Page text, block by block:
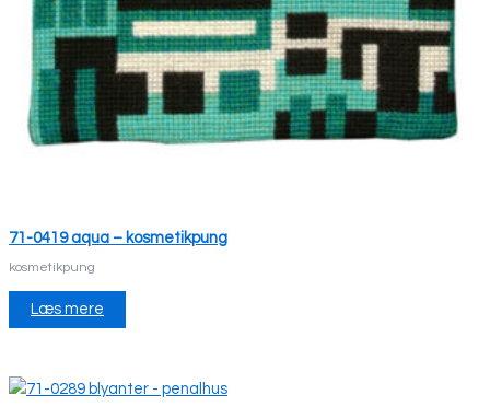
71-0419 aqua – kosmetikpung
kosmetikpung
Læs mere